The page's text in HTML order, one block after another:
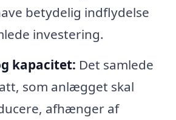
betydelig indflydelse
investering.
kapacitet: Det samlede
som anlægget skal
afhænger af